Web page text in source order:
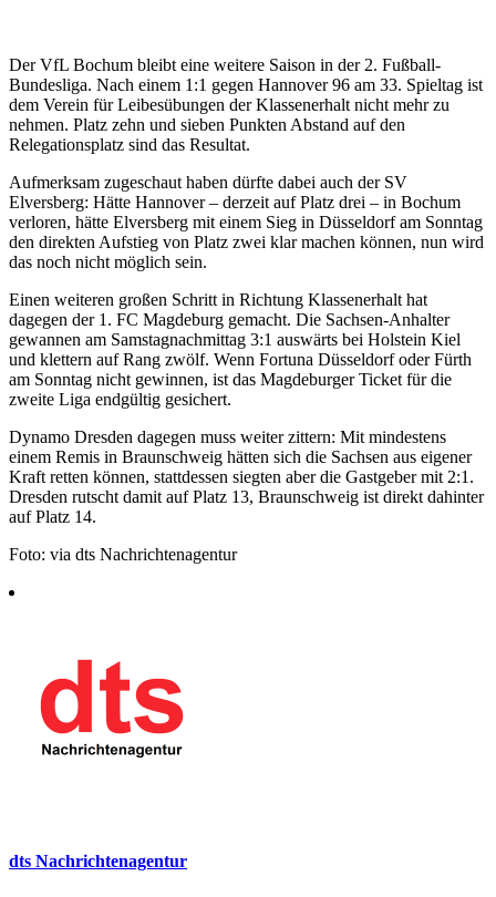
Der VfL Bochum bleibt eine weitere Saison in der 2. Fußball-
Bundesliga. Nach einem 1:1 gegen Hannover 96 am 33. Spieltag ist
dem Verein für Leibesübungen der Klassenerhalt nicht mehr zu
nehmen. Platz zehn und sieben Punkten Abstand auf den
Relegationsplatz sind das Resultat.
Aufmerksam zugeschaut haben dürfte dabei auch der SV
Elversberg: Hätte Hannover – derzeit auf Platz drei – in Bochum
verloren, hätte Elversberg mit einem Sieg in Düsseldorf am Sonntag
den direkten Aufstieg von Platz zwei klar machen können, nun wird
das noch nicht möglich sein.
Einen weiteren großen Schritt in Richtung Klassenerhalt hat
dagegen der 1. FC Magdeburg gemacht. Die Sachsen-Anhalter
gewannen am Samstagnachmittag 3:1 auswärts bei Holstein Kiel
und klettern auf Rang zwölf. Wenn Fortuna Düsseldorf oder Fürth
am Sonntag nicht gewinnen, ist das Magdeburger Ticket für die
zweite Liga endgültig gesichert.
Dynamo Dresden dagegen muss weiter zittern: Mit mindestens
einem Remis in Braunschweig hätten sich die Sachsen aus eigener
Kraft retten können, stattdessen siegten aber die Gastgeber mit 2:1.
Dresden rutscht damit auf Platz 13, Braunschweig ist direkt dahinter
auf Platz 14.
Foto: via dts Nachrichtenagentur
dts Nachrichtenagentur